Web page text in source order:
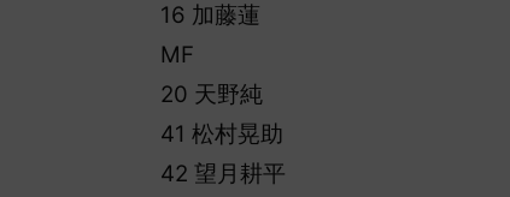
16 加藤蓮
MF
20 天野純
41 松村晃助
42 望月耕平